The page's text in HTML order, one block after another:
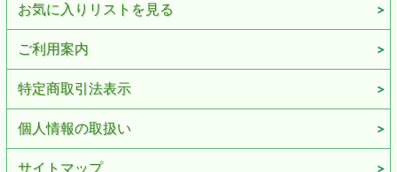
お気に入りリストを見る
ご利用案内
特定商取引法表示
個人情報の取扱い
サイトマップ